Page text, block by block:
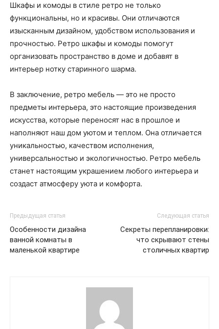
Шкафы и комоды в стиле ретро не только
функциональны, но и красивы. Они отличаются
изысканным дизайном, удобством использования и
прочностью. Ретро шкафы и комоды помогут
организовать пространство в доме и добавят в
интерьер нотку старинного шарма.
В заключение, ретро мебель — это не просто
предметы интерьера, это настоящие произведения
искусства, которые переносят нас в прошлое и
наполняют наш дом уютом и теплом. Она отличается
уникальностью, качеством исполнения,
универсальностью и экологичностью. Ретро мебель
станет настоящим украшением любого интерьера и
создаст атмосферу уюта и комфорта.
Предыдущая статья
Особенности дизайна
ванной комнаты в
маленькой квартире
Следующая статья
Секреты перепланировки:
что скрывают стены
столичных квартир